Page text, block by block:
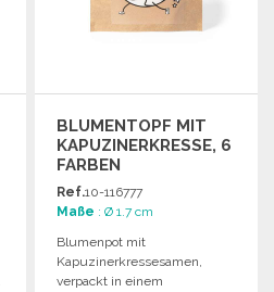
BLUMENTOPF MIT
KAPUZINERKRESSE, 6
FARBEN
Ref.10-116777
Maße : Ø 1.7 cm
Blumenpot mit
Kapuzinerkressesamen,
verpackt in einem